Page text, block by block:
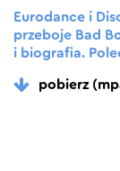
Eurodance i
przeboje Bad
i biografia.
pobierz